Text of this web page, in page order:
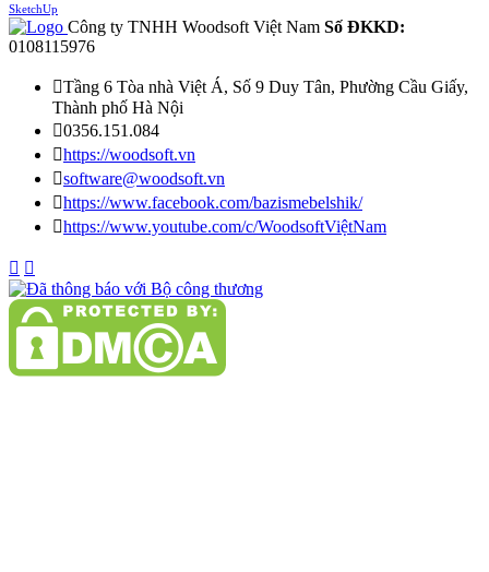
SketchUp
Công ty TNHH Woodsoft Việt Nam Số ĐKKD:
0108115976
Tầng 6 Tòa nhà Việt Á, Số 9 Duy Tân, Phường Cầu Giấy,
Thành phố Hà Nội
0356.151.084
https://woodsoft.vn
software@woodsoft.vn
https://www.facebook.com/bazismebelshik/
https://www.youtube.com/c/WoodsoftViệtNam
 